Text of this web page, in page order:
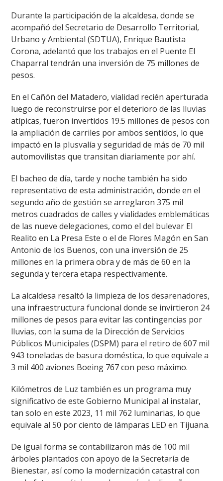
Durante la participación de la alcaldesa, donde se
acompañó del Secretario de Desarrollo Territorial,
Urbano y Ambiental (SDTUA), Enrique Bautista
Corona, adelantó que los trabajos en el Puente El
Chaparral tendrán una inversión de 75 millones de
pesos.
En el Cañón del Matadero, vialidad recién aperturada
luego de reconstruirse por el deterioro de las lluvias
atípicas, fueron invertidos 19.5 millones de pesos con
la ampliación de carriles por ambos sentidos, lo que
impactó en la plusvalía y seguridad de más de 70 mil
automovilistas que transitan diariamente por ahí.
El bacheo de día, tarde y noche también ha sido
representativo de esta administración, donde en el
segundo año de gestión se arreglaron 375 mil
metros cuadrados de calles y vialidades emblemáticas
de las nueve delegaciones, como el del bulevar El
Realito en La Presa Este o el de Flores Magón en San
Antonio de los Buenos, con una inversión de 25
millones en la primera obra y de más de 60 en la
segunda y tercera etapa respectivamente.
La alcaldesa resaltó la limpieza de los desarenadores,
una infraestructura funcional donde se invirtieron 24
millones de pesos para evitar las contingencias por
lluvias, con la suma de la Dirección de Servicios
Públicos Municipales (DSPM) para el retiro de 607 mil
943 toneladas de basura doméstica, lo que equivale a
3 mil 400 aviones Boeing 767 con peso máximo.
Kilómetros de Luz también es un programa muy
significativo de este Gobierno Municipal al instalar,
tan solo en este 2023, 11 mil 762 luminarias, lo que
equivale al 50 por ciento de lámparas LED en Tijuana.
De igual forma se contabilizaron más de 100 mil
árboles plantados con apoyo de la Secretaría de
Bienestar, así como la modernización catastral con